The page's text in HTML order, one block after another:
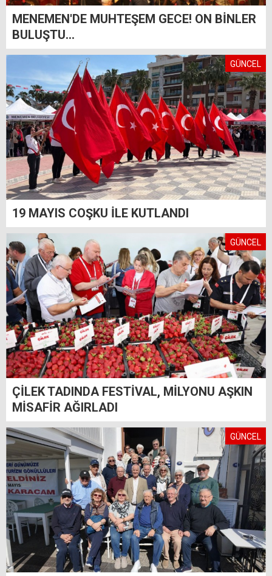
MENEMEN'DE MUHTEŞEM GECE! ON BİNLER
BULUŞTU...
GÜNCEL
19 MAYIS COŞKU İLE KUTLANDI
GÜNCEL
ÇİLEK TADINDA FESTİVAL, MİLYONU AŞKIN
MİSAFİR AĞIRLADI
GÜNCEL